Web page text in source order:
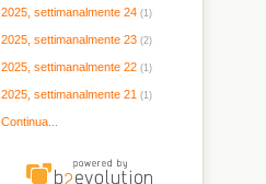
2025, settimanalmente 24 (1)
2025, settimanalmente 23 (2)
2025, settimanalmente 22 (1)
2025, settimanalmente 21 (1)
Continua...